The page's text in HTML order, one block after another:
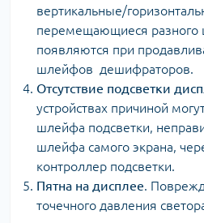
вертикальные/
перемещающиеся разного
появляются при
шлейфов дешифраторов.
Отсутствие подсветки
устройствах причиной
шлейфа подсветки,
шлейфа самого экрана,
контроллер подсветки.
Пятна на дисплее.
точечного давления